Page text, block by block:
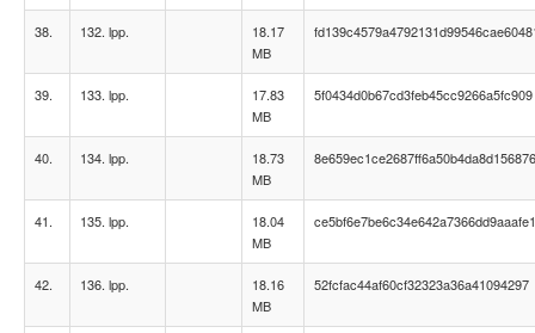
38. 132. lpp.
18.17
MB
39. 133. lpp.
17.83
MB
5f0434d0b67cd3feb45cc9266a5fc909
40. 134. lpp.
18.73
MB
8e659ec1ce2687ff6a50b4da8d156876
41. 135. lpp.
18.04
MB
ce5bf6e7be6c34e642a7366dd9aaafe1
42. 136. lpp.
18.16
MB
52fcfac44af60cf32323a36a41094297